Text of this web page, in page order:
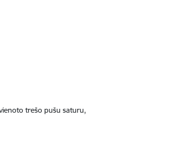
trešo pušu saturu,